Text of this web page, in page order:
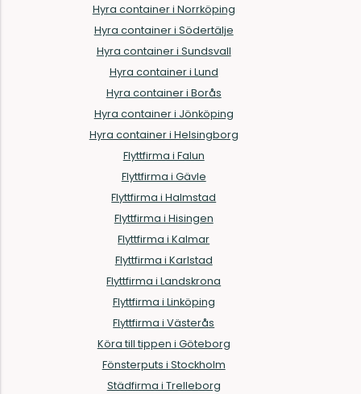
Hyra container i Norrköping
Hyra container i Södertälje
Hyra container i Sundsvall
Hyra container i Lund
Hyra container i Borås
Hyra container i Jönköping
Hyra container i Helsingborg
Flyttfirma i Falun
Flyttfirma i Gävle
Flyttfirma i Halmstad
Flyttfirma i Hisingen
Flyttfirma i Kalmar
Flyttfirma i Karlstad
Flyttfirma i Landskrona
Flyttfirma i Linköping
Flyttfirma i Västerås
Köra till tippen i Göteborg
Fönsterputs i Stockholm
Städfirma i Trelleborg